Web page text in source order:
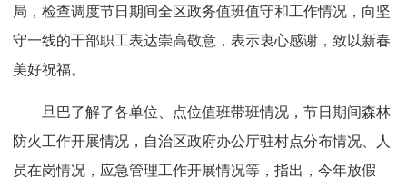
局，检查调度节日期间全区政务值班值守和工作情况，向坚
守一线的干部职工表达崇高敬意，表示衷心感谢，致以新春
美好祝福。
旦巴了解了各单位、点位值班带班情况，节日期间森林
防火工作开展情况，自治区政府办公厅驻村点分布情况、人
员在岗情况，应急管理工作开展情况等，指出，今年放假